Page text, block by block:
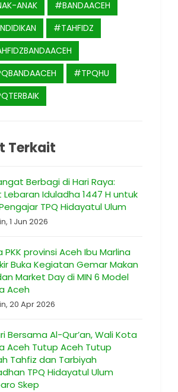
ANAK
#BANDAACEH
#TAHFIDZ
#TPQHU
Terkait
Berbagi di Hari Raya:
Lebaran Iduladha 1447 H untuk
TPQ Hidayatul Ulum
1 Jun 2026
PKK provinsi Aceh Ibu Marlina
Buka Kegiatan Gemar Makan
Market Day di MIN 6 Model
Aceh
20 Apr 2026
Bersama Al-Qur’an, Wali Kota
Aceh Tutup Aceh Tutup
Tahfiz dan Tarbiyah
TPQ Hidayatul Ulum
Skep